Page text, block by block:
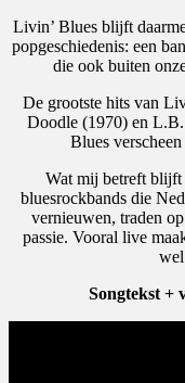
Livin’ Blues blijft
popgeschiedenis: een
die ook buiten
De grootste hits van
Doodle (1970) en
Blues
Wat mij betreft blijft
bluesrockbands die
vernieuwen, traden
passie. Vooral live
Songtekst +